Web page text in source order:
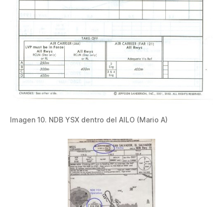
Imagen 10. NDB YSX dentro del AILO (Mario A)